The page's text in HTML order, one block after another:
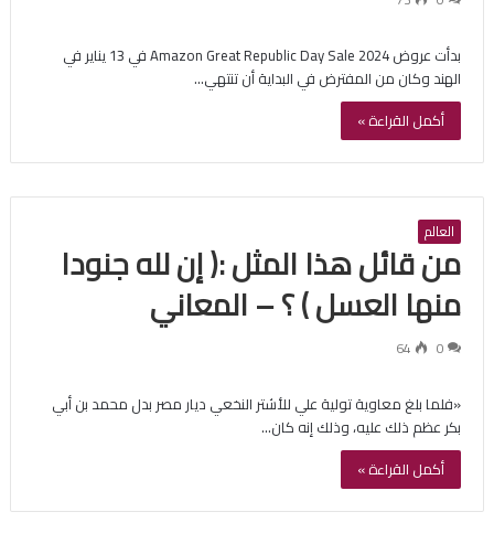
بدأت عروض Amazon Great Republic Day Sale 2024 في 13 يناير في
الهند وكان من المفترض في البداية أن تنتهي…
أكمل القراءة »
العالم
من قائل هذا المثل :( إن لله جنودا
منها العسل ) ؟ – المعاني
0
64
«فلما بلغ معاوية تولية علي للأشتر النخعي ديار مصر بدل محمد بن أبي
بكر عظم ذلك عليه، وذلك إنه كان…
أكمل القراءة »